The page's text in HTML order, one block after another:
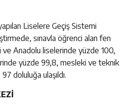
Liselere Geçiş Sistemi
sınavla öğrenci alan fen
ve Anadolu liselerinde yüzde 100,
yüzde 99,8, mesleki ve teknik
doluluğa ulaşıldı.